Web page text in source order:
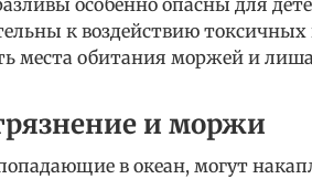
к воздействию токсичных
места обитания моржей и
и моржи
в океан, могут